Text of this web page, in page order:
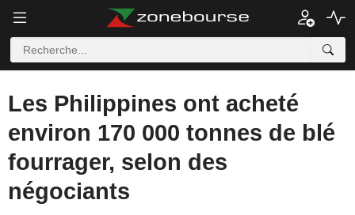
Les Philippines ont acheté
environ 170 000 tonnes de blé
fourrager, selon des
négociants